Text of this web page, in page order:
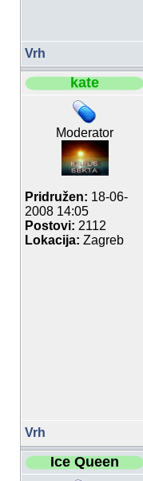
Vrh
kate
Moderator
Pridružen: 18-06-
2008 14:05
Postovi: 2112
Lokacija: Zagreb
Vrh
Ice Queen